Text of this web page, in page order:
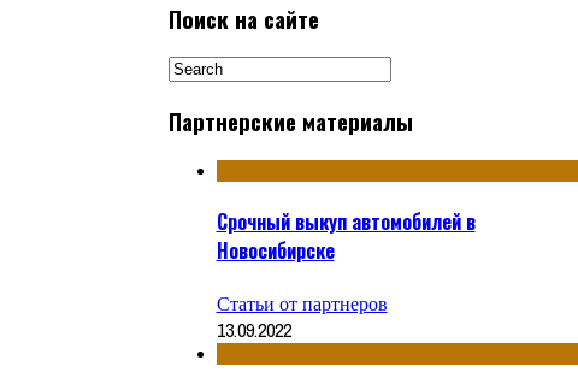
Поиск на сайте
Партнерские материалы
Срочный выкуп автомобилей в
Новосибирске
Статьи от партнеров
13.09.2022